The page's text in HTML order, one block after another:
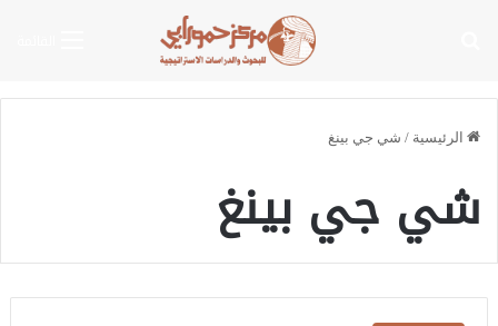
الرئيسية / شي جي بينغ
شي جي بينغ